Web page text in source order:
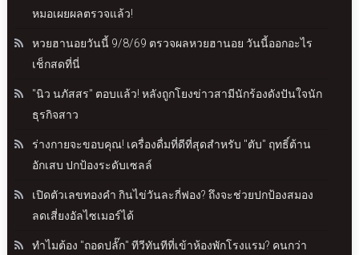
หมอเผยผลตรวจแล้ว!
หวยฮานอยวันนี้ 9/8/69 ตรวจผลหวยฮานอย วันนี้ออกอะไร
เช็กสดที่นี่
"นิว นภัสสร" ตอบแล้ว! หลังถูกโยงข่าวสามีนักร้องดังปันใจนัก
ธุรกิจสาว
ร่างกายจะขอบคุณ! เครื่องดื่มที่ดีที่สุดสำหรับ "ตับ" ฤทธิ์ต้าน
อักเสบ ปกป้องระดับเซลล์
เปิดตัวเลขทองคำ กินไข่วันละกี่ฟอง? ถึงจะช่วยปกป้องสมอง
ลดเสี่ยงอัลไซเมอร์ได้
ทำไมต้อง "ถอดปลั๊ก" ทีวีทันทีที่เข้าห้องพักโรงแรม? คนกว่า